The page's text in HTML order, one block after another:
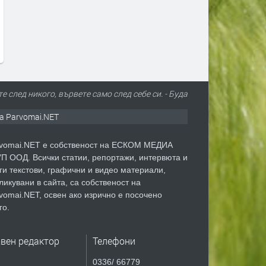
пожари в област
до 11 август
преди 10 часа
след никого, вървете само след себе си. - Буда
Parvomai.NET
е собственост на ЕСКОМ МЕДИА
ООД. Всички статии, репортажи, интервюта и
текстови, графични и видео материали,
в сайта, са собственост на
освен ако изрично е посочено
редактор Телефони
0336/ 66779